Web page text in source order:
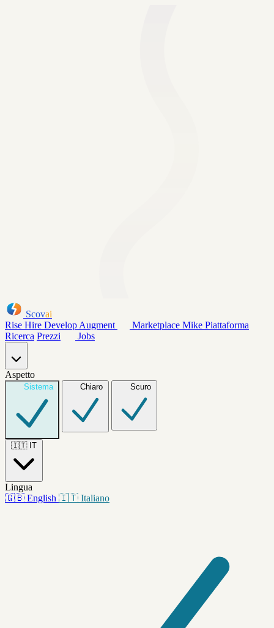
Scovai
Rise Hire Develop Augment Marketplace Mike Piattaforma
Ricerca Prezzi Jobs
Aspetto
Sistema Chiaro Scuro
🇮🇹 IT
Lingua
🇬🇧 English 🇮🇹 Italiano